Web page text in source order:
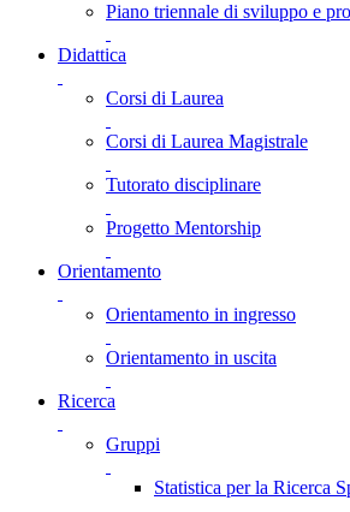
Piano triennale di sviluppo e
Didattica
Corsi di Laurea
Corsi di Laurea Magistrale
Tutorato disciplinare
Progetto Mentorship
Orientamento
Orientamento in ingresso
Orientamento in uscita
Ricerca
Gruppi
Statistica per la Ricerca